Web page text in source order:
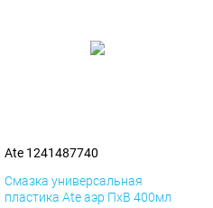
Ate 1241487740
Смазка универсальная
пластика Ate аэр ПхВ 400мл